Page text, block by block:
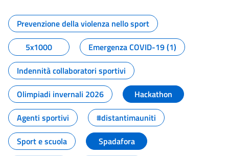
Tutti i contenuti della pagina
Prevenzione della violenza nello sport
5x1000
Emergenza COVID-19 (1)
Indennità collaboratori sportivi
Olimpiadi invernali 2026
Hackathon
Agenti sportivi
#distantimauniti
Sport e scuola
Spadafora